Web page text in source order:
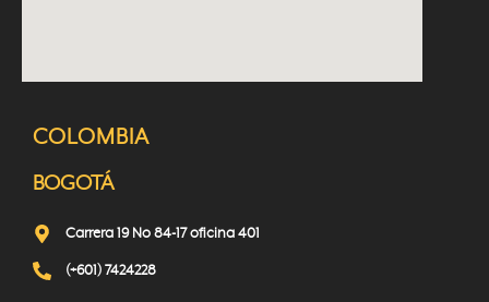
COLOMBIA
BOGOTÁ
Carrera 19 No 84-17 oficina 401
(+601) 7424228